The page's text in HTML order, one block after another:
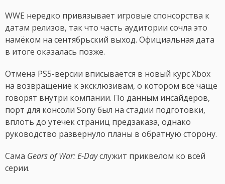
WWE нередко привязывает игровые спонсорства к
датам релизов, так что часть аудитории сочла это
намёком на сентябрьский выход. Официальная дата
в итоге оказалась позже.
Отмена PS5-версии вписывается в новый курс Xbox
на возвращение к эксклюзивам, о котором всё чаще
говорят внутри компании. По данным инсайдеров,
порт для консоли Sony был на стадии подготовки,
вплоть до утечек страниц предзаказа, однако
руководство развернуло планы в обратную сторону.
Сама Gears of War: E-Dayслужит приквелом ко всей
серии.